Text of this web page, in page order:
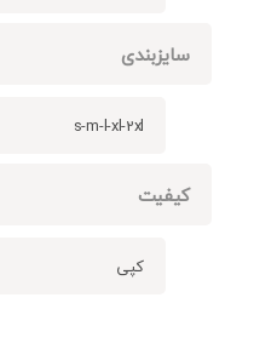
سایزبندی
s-m-l-xl-2xl
کیفیت
کپی